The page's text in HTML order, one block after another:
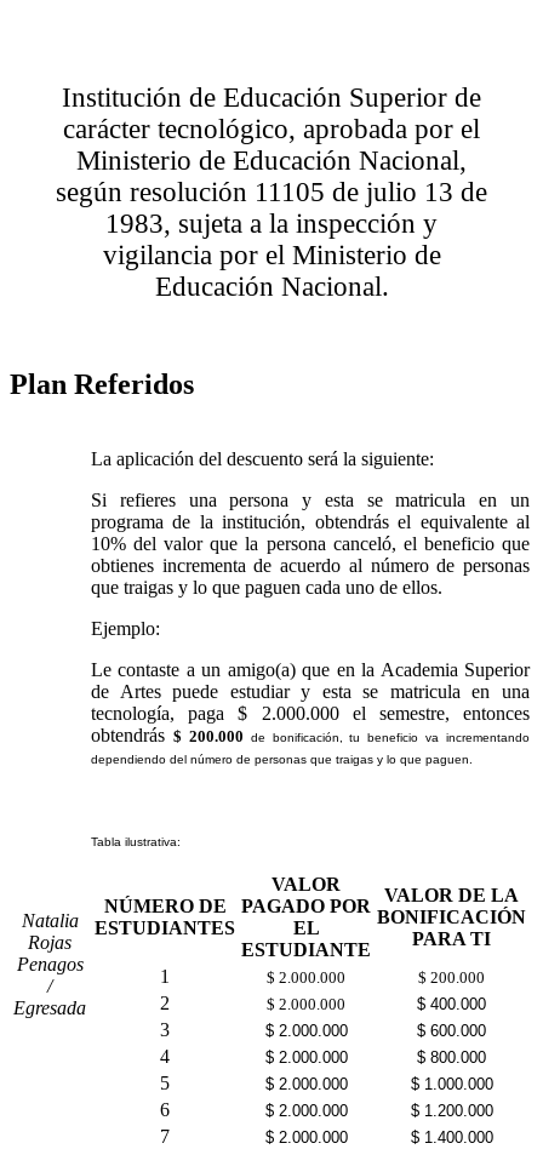
Institución de Educación Superior de
carácter tecnológico, aprobada por el
Ministerio de Educación Nacional,
según resolución 11105 de julio 13 de
1983, sujeta a la inspección y
vigilancia por el Ministerio de
Educación Nacional.
Plan Referidos
Natalia
Rojas
Penagos
/
Egresada
La aplicación del descuento será la siguiente:
Si refieres una persona y esta se matricula en un
programa de la institución, obtendrás el equivalente al
10% del valor que la persona canceló, el beneficio que
obtienes incrementa de acuerdo al número de personas
que traigas y lo que paguen cada uno de ellos.
Ejemplo:
Le contaste a un amigo(a) que en la Academia Superior
de Artes puede estudiar y esta se matricula en una
tecnología, paga $ 2.000.000 el semestre, entonces
obtendrás $ 200.000
de bonificación, tu beneficio va incrementando
dependiendo del número de personas que traigas y lo que paguen.
Tabla ilustrativa:
NÚMERO DE
ESTUDIANTES
VALOR
PAGADO POR
EL
ESTUDIANTE
VALOR DE LA
BONIFICACIÓN
PARA TI
1
$ 2.000.000 $ 200.000
2 $ 2.000.000 $ 400.000
3 $ 2.000.000 $ 600.000
4 $ 2.000.000 $ 800.000
5 $ 2.000.000 $ 1.000.000
6 $ 2.000.000 $ 1.200.000
7 $ 2.000.000 $ 1.400.000